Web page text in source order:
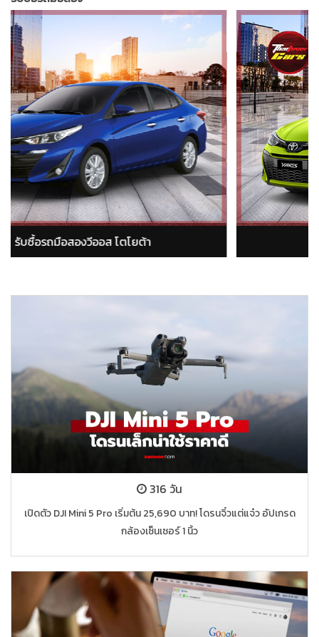
ตโยต้า
316 วัน
เปิดตัว DJI Mini 5 Pro เริ่มต้น 25,690 บาท! โดรนจิ๋วแต่แจ๋ว อัปเกรด
กล้องเซ็นเซอร์ 1 นิ้ว